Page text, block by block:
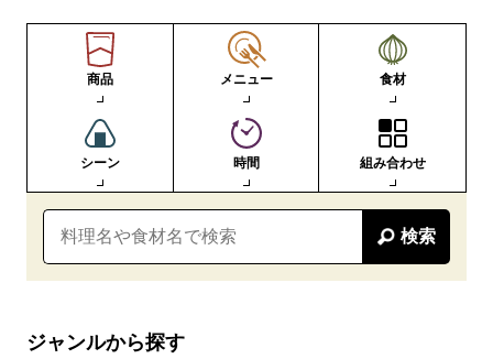
商品 メニュー 食材
シーン 時間 組み合わせ
検索
ジャンルから探す